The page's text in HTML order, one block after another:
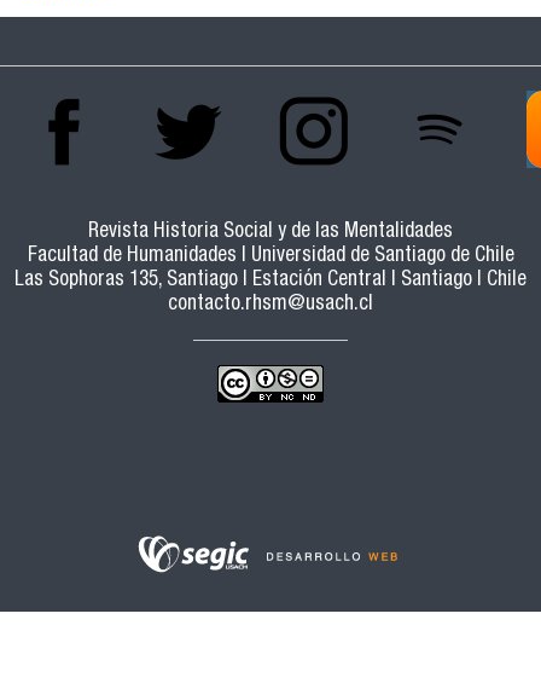
ROMANOS, JACOBUS DE FUSIGNANO Y
LA ORDEN DE LOS FRAILES PREDICADORES A
FINALES DEL SIGLO XIII Y PRINCIPIOS DEL XIV
Revista Historia Social y de las Mentalidades
Facultad de Humanidades | Universidad de Santiago de Chile
Las Sophoras 135, Santiago | Estación Central | Santiago | Chile
contacto.rhsm@usach.cl